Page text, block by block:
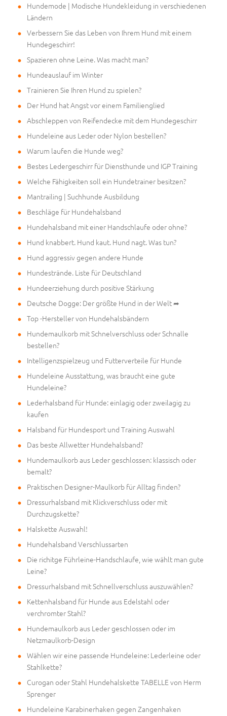
Hundemode | Modische Hundekleidung in verschiedenen
Ländern
Verbessern Sie das Leben von Ihrem Hund mit einem
Hundegeschirr!
Spazieren ohne Leine. Was macht man?
Hundeauslauf im Winter
Trainieren Sie Ihren Hund zu spielen?
Der Hund hat Angst vor einem Familienglied
Abschleppen von Reifendecke mit dem Hundegeschirr
Hundeleine aus Leder oder Nylon bestellen?
Warum laufen die Hunde weg?
Bestes Ledergeschirr für Diensthunde und IGP Training
Welche Fähigkeiten soll ein Hundetrainer besitzen?
Mantrailing | Suchhunde Ausbildung
Beschläge für Hundehalsband
Hundehalsband mit einer Handschlaufe oder ohne?
Hund knabbert. Hund kaut. Hund nagt. Was tun?
Hund aggressiv gegen andere Hunde
Hundestrände. Liste für Deutschland
Hundeerziehung durch positive Stärkung
Deutsche Dogge: Der größte Hund in der Welt ➦
Top -Hersteller von Hundehalsbändern
Hundemaulkorb mit Schnelverschluss oder Schnalle
bestellen?
Intelligenzspielzeug und Futterverteile für Hunde
Hundeleine Ausstattung, was braucht eine gute
Hundeleine?
Lederhalsband für Hunde: einlagig oder zweilagig zu
kaufen
Halsband für Hundesport und Training Auswahl
Das beste Allwetter Hundehalsband?
Hundemaulkorb aus Leder geschlossen: klassisch oder
bemalt?
Praktischen Designer-Maulkorb für Alltag finden?
Dressurhalsband mit Klickverschluss oder mit
Durchzugskette?
Halskette Auswahl!
Hundehalsband Verschlussarten
Die richitge Führleine-Handschlaufe, wie wählt man gute
Leine?
Dressurhalsband mit Schnellverschluss auszuwählen?
Kettenhalsband für Hunde aus Edelstahl oder
verchromter Stahl?
Hundemaulkorb aus Leder geschlossen oder im
Netzmaulkorb-Design
Wählen wir eine passende Hundeleine: Lederleine oder
Stahlkette?
Curogan oder Stahl Hundehalskette TABELLE von Herm
Sprenger
Hundeleine Karabinerhaken gegen Zangenhaken